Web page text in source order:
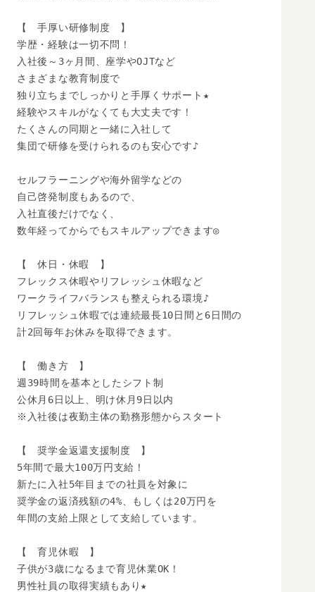
【　手厚い研修制度　】
学歴・経験は一切不問！
入社後～3ヶ月間、座学やOJTなど
さまざまな教育制度で
独り立ちまでしっかりと手厚くサポート★
経験やスキルがなくても大丈夫です！
たくさんの同期と一緒に入社して
集団で研修を受けられるのも安心です♪
セルフラーニングや海外留学などの
自己啓発制度もあるので、
入社直後だけでなく、
数年経ってからでもスキルアップできます◎
【　休日・休暇　】
フレックス休暇やリフレッシュ休暇など
ワークライフバランスも整えられる環境♪
リフレッシュ休暇では連続最長10日間と6日間の
計2回毎年お休みを取得できます。
【　働き方　】
週39時間を基本としたシフト制
公休月6日以上、明け休月9日以内
※入社後は夜勤主体の勤務形態からスタート
【　奨学金返還支援制度　】
5年間で最大100万円支給！
新たに入社5年目までの社員を対象に
奨学金の返済残額の4%、もしくは20万円を
年間の支給上限として支給しています。
【　育児休暇　】
子供が3歳になるまで育児休業OK！
男性社員の取得実績もあり★